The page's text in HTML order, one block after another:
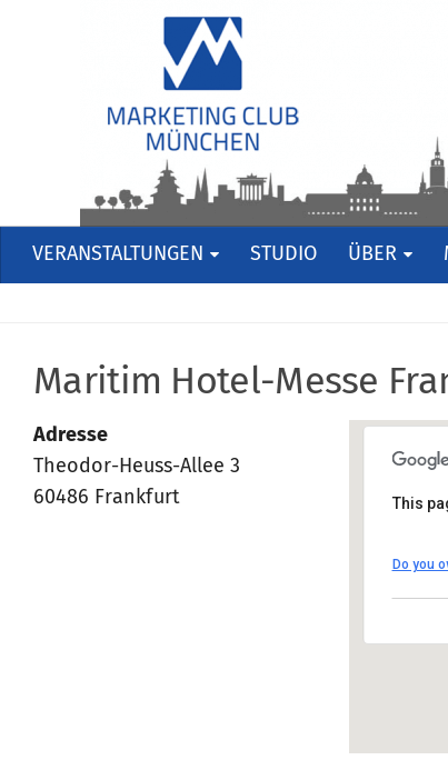
VERANSTALTUNGEN STUDIO ÜBER
Maritim Hotel-Messe
This
Do you
Adresse
Theodor-Heuss-Allee 3
60486 Frankfurt